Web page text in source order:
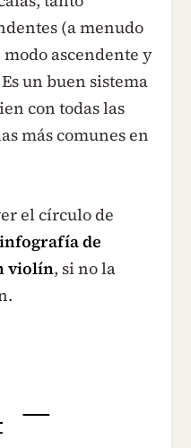
(a menudo
ascendente y
un buen sistema
con todas las
más comunes en
el círculo de
infografía de
violín, si no la
–